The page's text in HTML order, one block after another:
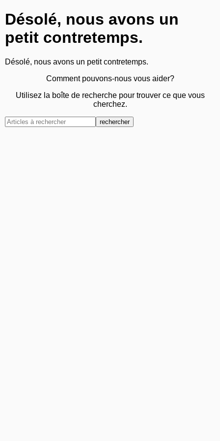
Désolé, nous avons un
petit contretemps.
Désolé, nous avons un petit contretemps.
Comment pouvons-nous vous aider?
Utilisez la boîte de recherche pour trouver ce que vous
cherchez.
rechercher